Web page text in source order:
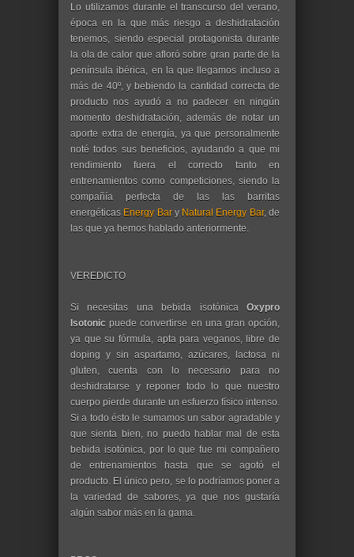
Lo utilizamos durante el transcurso del verano,
época en la que más riesgo a deshidratación
tenemos, siendo especial protagonista durante
la ola de calor que afloró sobre gran parte de la
península ibérica, en la que llegamos incluso a
más de 40º, y bebiendo la cantidad correcta de
producto nos ayudó a no padecer en ningún
momento deshidratación, además de notar un
aporte extra de energía, ya que personalmente
noté todos sus beneficios, ayudando a que mi
rendimiento fuera el correcto tanto en
entrenamientos como competiciones, siendo la
compañía perfecta de las las barritas
energéticas Energy Bary Natural Energy Bar, de
las que ya hemos hablado anteriormente.
VEREDICTO
Si necesitas una bebida isotónica Oxypro
Isotonic puede convertirse en una gran opción,
ya que su fórmula, apta para veganos, libre de
doping y sin aspartamo, azúcares, lactosa ni
gluten, cuenta con lo necesario para no
deshidratarse y reponer todo lo que nuestro
cuerpo pierde durante un esfuerzo físico intenso.
Si a todo ésto le sumamos un sabor agradable y
que sienta bien, no puedo hablar mal de esta
bebida isotónica, por lo que fue mi compañero
de entrenamientos hasta que se agotó el
producto. El único pero, se lo podríamos poner a
la variedad de sabores, ya que nos gustaría
algún sabor más en la gama.